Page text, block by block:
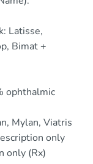
Latisse,
Bimat +
ophthalmic
Mylan, Viatris
only
only (Rx)